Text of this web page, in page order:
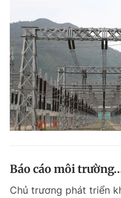
Báo cáo môi
Chủ trương phát triển